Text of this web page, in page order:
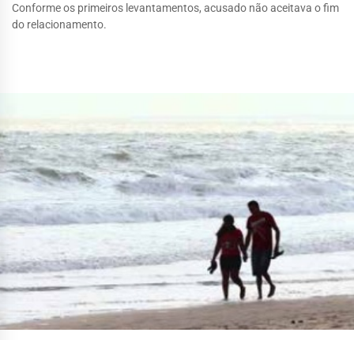
Conforme os primeiros levantamentos, acusado não aceitava o fim
do relacionamento.